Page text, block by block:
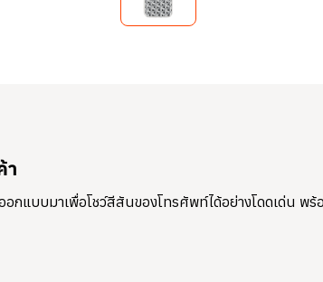
า
อกแบบมาเพื่อโชว์สีสันของโทรศัพท์ได้อย่างโดดเด่น